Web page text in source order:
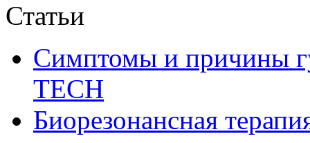
Статьи
Симптомы и причины
ТЕСН
Биорезонансная